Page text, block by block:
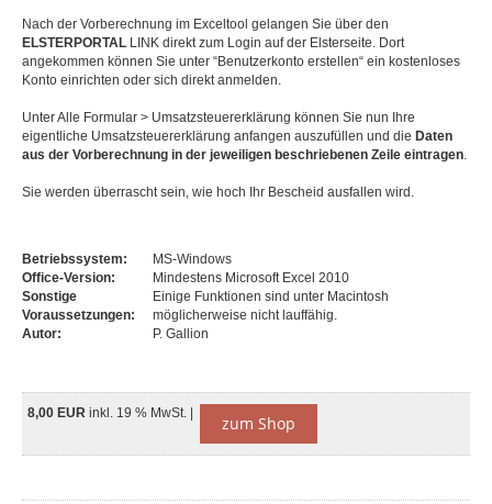
Nach der Vorberechnung im Exceltool gelangen Sie über den
ELSTERPORTAL LINK direkt zum Login auf der Elsterseite. Dort
angekommen können Sie unter “Benutzerkonto erstellen“ ein kostenloses
Konto einrichten oder sich direkt anmelden.
Unter Alle Formular > Umsatzsteuererklärung können Sie nun Ihre
eigentliche Umsatzsteuererklärung anfangen auszufüllen und die Daten
aus der Vorberechnung in der jeweiligen beschriebenen Zeile eintragen.
Sie werden überrascht sein, wie hoch Ihr Bescheid ausfallen wird.
Betriebssystem:
MS-Windows
Office-Version:
Mindestens Microsoft Excel 2010
Sonstige
Voraussetzungen:
Einige Funktionen sind unter Macintosh
möglicherweise nicht lauffähig.
Autor:
P. Gallion
8,00 EUR inkl. 19 % MwSt. | zum Shop